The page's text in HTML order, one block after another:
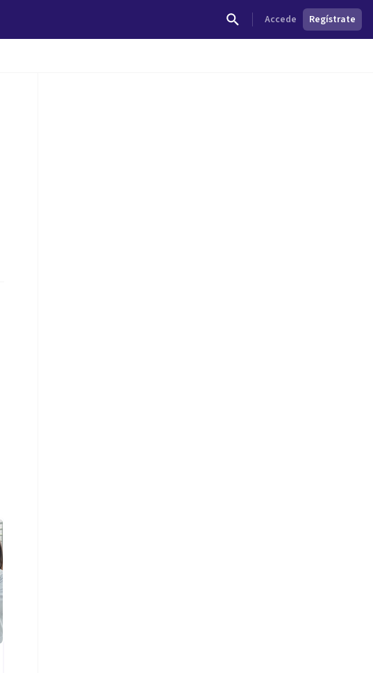
Accede Regístrate